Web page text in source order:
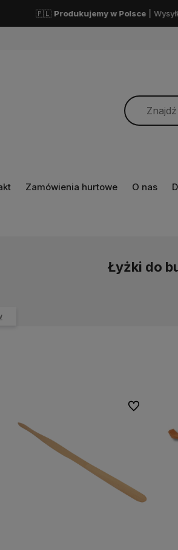
w Polsce | Wysyłka bezpośrednio z Polski
Zamówienia hurtowe O nas
Łyżki do
Do ulubionych